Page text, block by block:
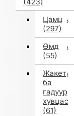
Цамц
(297)
Өмд
(55)
Жакет
ба
гадуур
хувцас
(61)